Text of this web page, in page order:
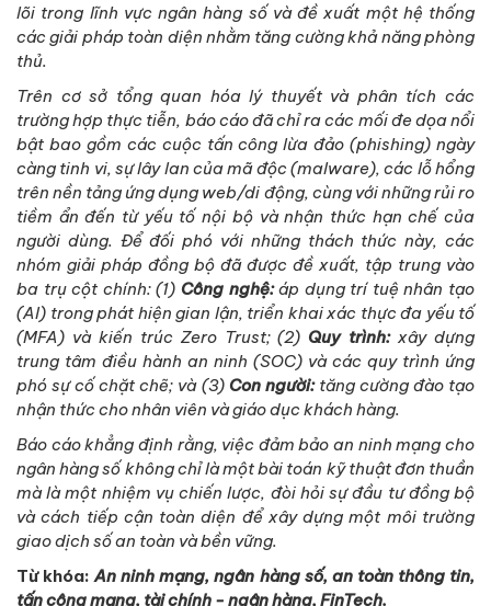
lõi trong lĩnh vực ngân hàng số và đề xuất một hệ thống
các giải pháp toàn diện nhằm tăng cường khả năng phòng
thủ.
Trên cơ sở tổng quan hóa lý thuyết và phân tích các
trường hợp thực tiễn, báo cáo đã chỉ ra các mối đe dọa nổi
bật bao gồm các cuộc tấn công lừa đảo (phishing) ngày
càng tinh vi, sự lây lan của mã độc (malware), các lỗ hổng
trên nền tảng ứng dụng web/di động, cùng với những rủi ro
tiềm ẩn đến từ yếu tố nội bộ và nhận thức hạn chế của
người dùng. Để đối phó với những thách thức này, các
nhóm giải pháp đồng bộ đã được đề xuất, tập trung vào
ba trụ cột chính: (1) Công nghệ:áp dụng trí tuệ nhân tạo
(AI) trong phát hiện gian lận, triển khai xác thực đa yếu tố
(MFA) và kiến trúc Zero Trust; (2) Quy trình:xây dựng
trung tâm điều hành an ninh (SOC) và các quy trình ứng
phó sự cố chặt chẽ; và (3) Con người:tăng cường đào tạo
nhận thức cho nhân viên và giáo dục khách hàng.
Báo cáo khẳng định rằng, việc đảm bảo an ninh mạng cho
ngân hàng số không chỉ là một bài toán kỹ thuật đơn thuần
mà là một nhiệm vụ chiến lược, đòi hỏi sự đầu tư đồng bộ
và cách tiếp cận toàn diện để xây dựng một môi trường
giao dịch số an toàn và bền vững.
Từ khóa: An ninh mạng, ngân hàng số, an toàn thông tin,
tấn công mạng, tài chính - ngân hàng, FinTech.